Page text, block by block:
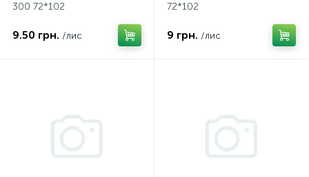
300 72*102
9.50 грн. /лис
72*102
9 грн. /лис